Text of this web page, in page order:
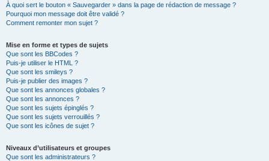
À quoi sert le bouton « Sauvegarder » dans la page de rédaction de message ?
Pourquoi mon message doit être validé ?
Comment remonter mon sujet ?
Mise en forme et types de sujets
Que sont les BBCodes ?
Puis-je utiliser le HTML ?
Que sont les smileys ?
Puis-je publier des images ?
Que sont les annonces globales ?
Que sont les annonces ?
Que sont les sujets épinglés ?
Que sont les sujets verrouillés ?
Que sont les icônes de sujet ?
Niveaux d’utilisateurs et groupes
Que sont les administrateurs ?